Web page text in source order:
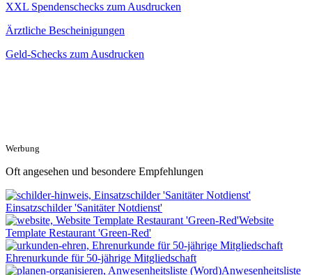
XXL Spendenschecks zum Ausdrucken
Ärztliche Bescheinigungen
Geld-Schecks zum Ausdrucken
Werbung
Oft angesehen und besondere Empfehlungen
Einsatzschilder 'Sanitäter Notdienst'
Website
Template Restaurant 'Green-Red'
Ehrenurkunde für 50-jährige Mitgliedschaft
Anwesenheitsliste